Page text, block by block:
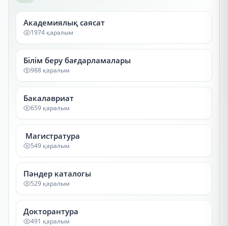
Академиялық саясат
1974 қаралым
Білім беру бағдарламалары
988 қаралым
Бакалавриат
659 қаралым
Магистратура
549 қаралым
Пәндер каталогы
529 қаралым
Докторантура
491 қаралым